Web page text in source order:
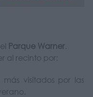
Parque Warner.
al recinto por:
visitados por las